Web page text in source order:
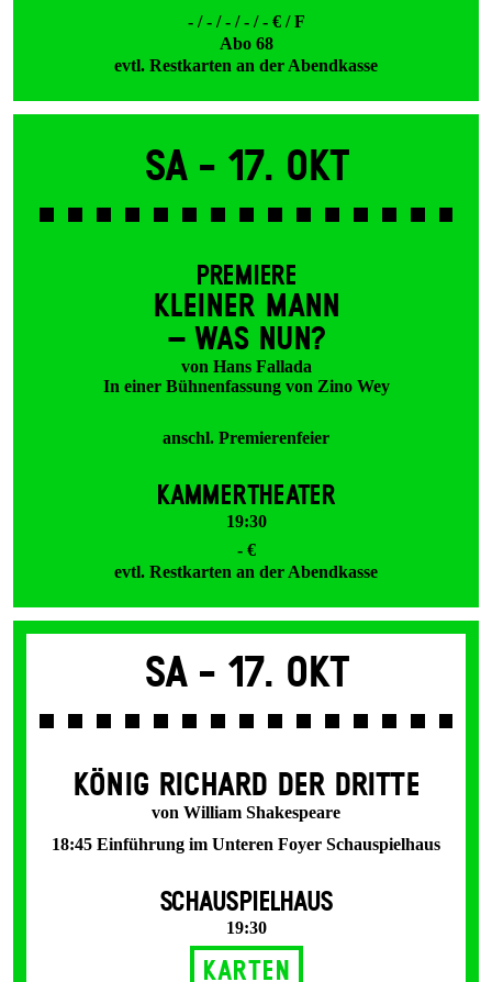
- / - / - / - / - € / F
Abo 68
evtl. Restkarten an der Abendkasse
Sa - 17. Okt
PREMIERE
KLEINER MANN
– WAS NUN?
von Hans Fallada
In einer Bühnenfassung von Zino Wey
anschl. Premierenfeier
KAMMERTHEATER
19:30
- €
evtl. Restkarten an der Abendkasse
Sa - 17. Okt
KÖNIG RICHARD DER DRITTE
von William Shakespeare
18:45 Einführung im Unteren Foyer Schauspielhaus
SCHAUSPIELHAUS
19:30
Karten